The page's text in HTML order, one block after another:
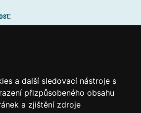
a další sledovací nástroje s
přizpůsobeného obsahu
a zjištění zdroje